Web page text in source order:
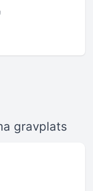
gravplats